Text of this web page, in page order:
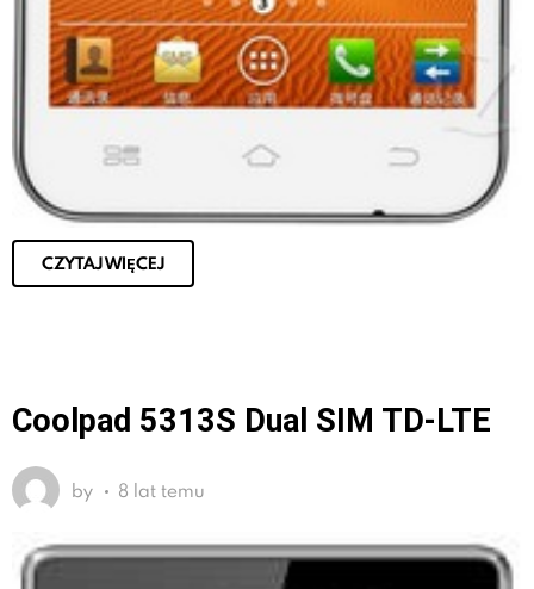
CZYTAJ WIĘCEJ
Coolpad 5313S Dual SIM TD-LTE
by 8 lat temu